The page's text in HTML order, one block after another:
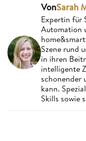
VonSarah
Expertin für
Automation
Szene rund
in ihren
intelligente
schonender
kann.
Skills sowie